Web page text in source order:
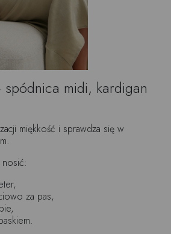
midi, kardigan
miękkość i sprawdza się w
za pas,